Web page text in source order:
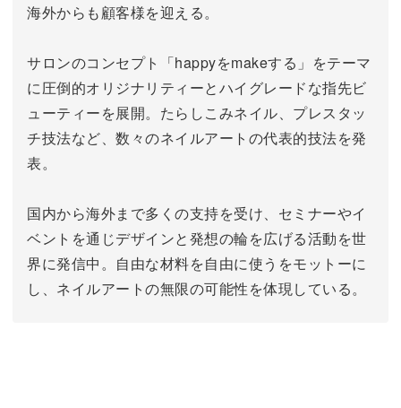
海外からも顧客様を迎える。
サロンのコンセプト「happyをmakeする」をテーマ
に圧倒的オリジナリティーとハイグレードな指先ビ
ューティーを展開。 たらしこみネイル、プレスタッ
チ技法など、数々のネイルアートの代表的技法を発
表。
国内から海外まで多くの支持を受け、セミナーやイ
ベントを通じデザインと発想の輪を広げる活動を世
界に発信中。 自由な材料を自由に使うをモットーに
し、ネイルアートの無限の可能性を体現している。